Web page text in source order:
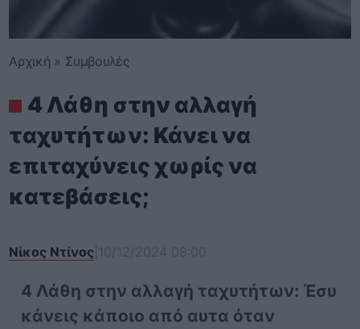
Αρχική » Συμβουλές
4 Λάθη στην αλλαγή
ταχυτήτων: Κάνει να
επιταχύνεις χωρίς να
κατεβάσεις;
Νίκος Ντίνος
4 Λάθη στην αλλαγή ταχυτήτων: Έσυ
κάνεις κάποιο από αυτα όταν